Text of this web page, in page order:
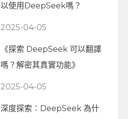
以使用DeepSeek嗎？
2025-04-05
《探索 DeepSeek 可以翻譯
嗎？解密其真實功能》
2025-04-05
深度探索：DeepSeek 為什